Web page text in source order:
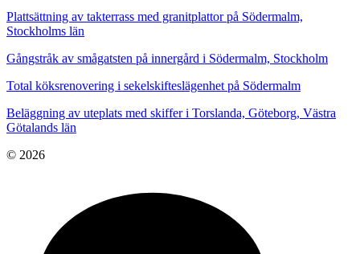
Plattsättning av takterrass med granitplattor på Södermalm,
Stockholms län
Gångstråk av smågatsten på innergård i Södermalm, Stockholm
Total köksrenovering i sekelskifteslägenhet på Södermalm
Beläggning av uteplats med skiffer i Torslanda, Göteborg, Västra
Götalands län
© 2026